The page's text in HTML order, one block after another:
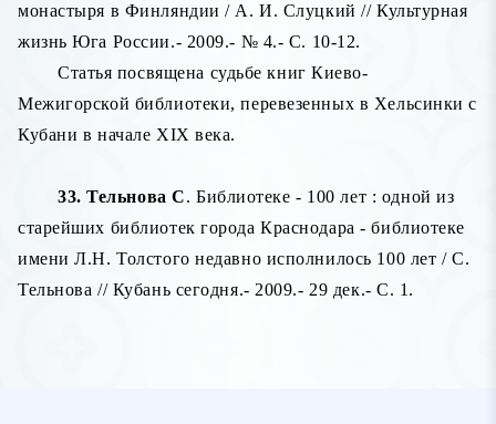
монастыря в Финляндии / А. И. Слуцкий // Культурная
жизнь Юга России.- 2009.- № 4.- С. 10-12.
Статья посвящена судьбе книг Киево-
Межигорской библиотеки, перевезенных в Хельсинки с
Кубани в начале XIX века.
33. Тельнова С. Библиотеке - 100 лет : одной из
старейших библиотек города Краснодара - библиотеке
имени Л.Н. Толстого недавно исполнилось 100 лет / С.
Тельнова // Кубань сегодня.- 2009.- 29 дек.- С. 1.